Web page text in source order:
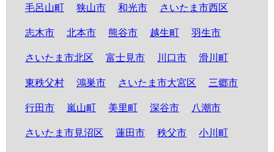
毛呂山町
狭山市 和光市 さいたま市西区
志木市 北本市 熊谷市 越生町 羽生市
さいたま市北区 富士見市 川口市 滑川町
東秩父村 鴻巣市 さいたま市大宮区 三郷市
行田市 嵐山町 美里町 深谷市 八潮市
さいたま市見沼区 蓮田市 秩父市 小川町